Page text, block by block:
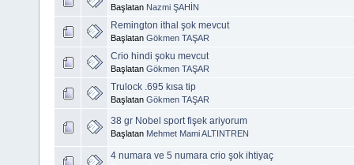
Başlatan Nazmi ŞAHİN
Remington ithal şok mevcut
Başlatan Gökmen TAŞAR
Crio hindi şoku mevcut
Başlatan Gökmen TAŞAR
Trulock .695 kısa tip
Başlatan Gökmen TAŞAR
38 gr Nobel sport fişek ariyorum
Başlatan Mehmet Mami ALTINTREN
4 numara ve 5 numara crio şok ihtiyaç